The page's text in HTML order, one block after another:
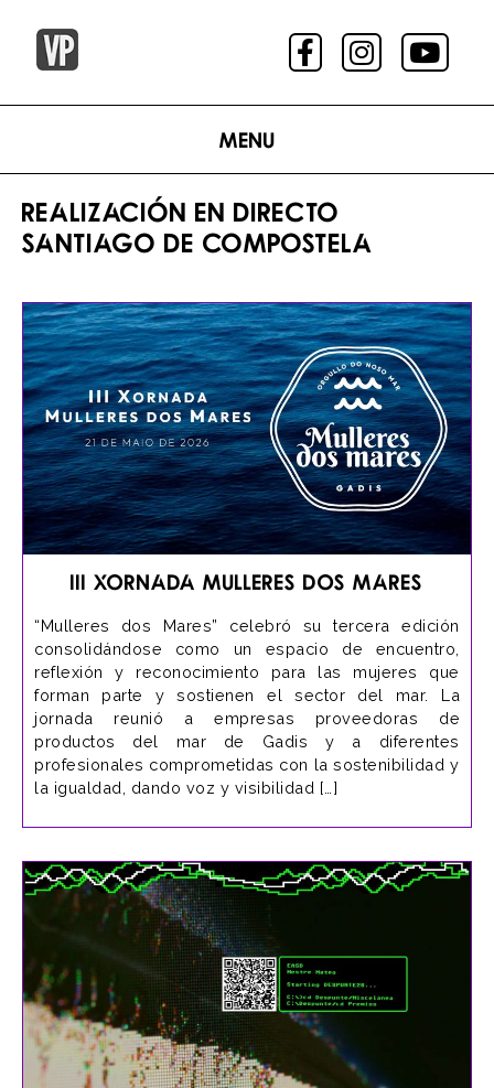
Menu
REALIZACIÓN EN DIRECTO
SANTIAGO DE COMPOSTELA
III Xornada Mulleres dos Mares
“Mulleres dos Mares” celebró su tercera edición
consolidándose como un espacio de encuentro,
reflexión y reconocimiento para las mujeres que
forman parte y sostienen el sector del mar. La
jornada reunió a empresas proveedoras de
productos del mar de Gadis y a diferentes
profesionales comprometidas con la sostenibilidad y
la igualdad, dando voz y visibilidad […]